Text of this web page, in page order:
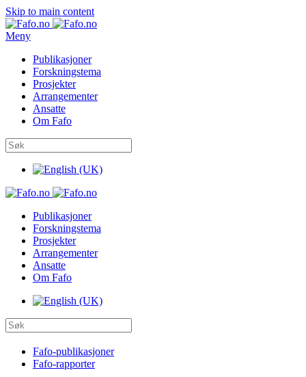
Skip to main content
Meny
Publikasjoner
Forskningstema
Prosjekter
Arrangementer
Ansatte
Om Fafo
Publikasjoner
Forskningstema
Prosjekter
Arrangementer
Ansatte
Om Fafo
Fafo-publikasjoner
Fafo-rapporter